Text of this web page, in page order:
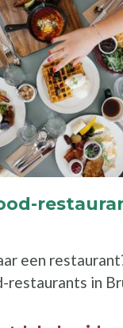
een
restaurants in